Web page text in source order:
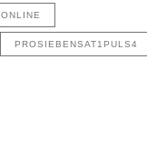
ONLINE
PROSIEBENSAT1PULS4